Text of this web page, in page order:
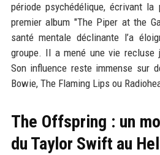
période psychédélique, écrivant
premier album "The Piper at the
santé mentale déclinante l’a
groupe. Il a mené une vie recluse
Son influence reste immense sur
Bowie, The Flaming Lips ou
The Offspring : un
du Taylor Swift au